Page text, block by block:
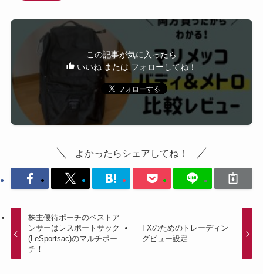
この記事が気に入ったら
いいね または フォローしてね！
よかったらシェアしてね！
株主優待ポーチのベストア
ンサーはレスポートサック
(LeSportsac)のマルチポー
チ！
FXのためのトレーディン
グビュー設定